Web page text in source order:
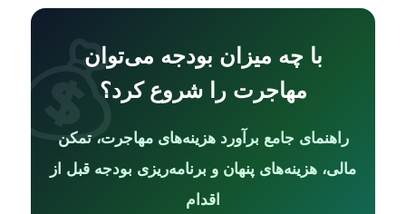
با چه میزان بودجه می‌توان
مهاجرت را شروع کرد؟
راهنمای جامع برآورد هزینه‌های مهاجرت، تمکن
مالی، هزینه‌های پنهان و برنامه‌ریزی بودجه قبل از
اقدام